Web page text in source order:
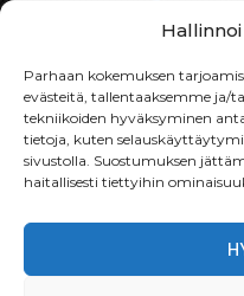
Parhaan kokemuksen
evästeitä, tallentaaksemme ja/
tekniikoiden hyväksyminen
tietoja, kuten
sivustolla. Suostumuksen
haitallisesti tiettyihin
Toimitukset
Toimitamme osat
osan toimitettavan.
Toimitusaika on
Toimitus- &